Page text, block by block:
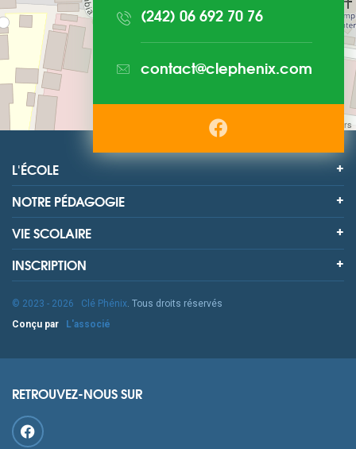
Leaflet| © contributors
(242) 06 692 70 76
contact@clephenix.com
L'ÉCOLE
NOTRE PÉDAGOGIE
VIE SCOLAIRE
INSCRIPTION
© 2023 - 2026 Clé Phénix. Tous droits réservés
Conçu par
L'associé
RETROUVEZ-NOUS SUR